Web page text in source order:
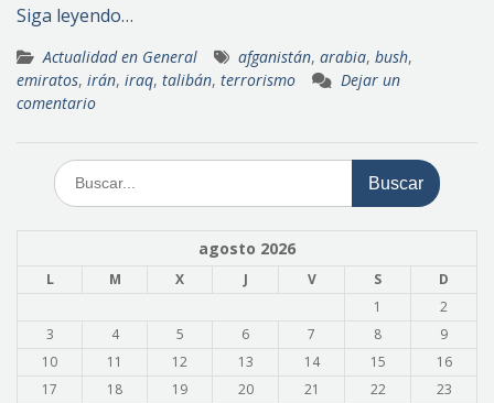
Siga leyendo…
Actualidad en General afganistán, arabia, bush,
emiratos, irán, iraq, talibán, terrorismo
Dejar un
comentario
Buscar:
agosto 2026
L M X J V S
D
1
2
3
4 5 6 7 8
9
10
11 12 13 14 15
16
17
18 19 20 21 22
23